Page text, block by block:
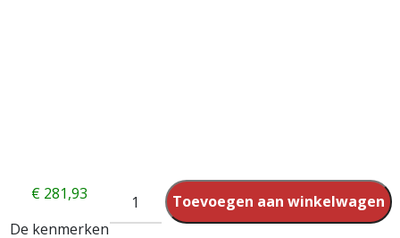
Toevoegen aan winkelwagen
€ 281,93
De kenmerken